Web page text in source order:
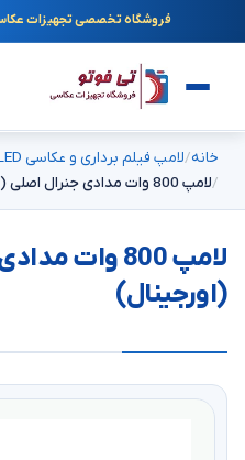
فروشگاه تخصصی تجهیزات
خانه لامپ فیلم برداری و عکاسی LED
لامپ 800 وات مدادی جنرال اصلی (اورجینال)
لامپ 800 وات
(اورجینال)